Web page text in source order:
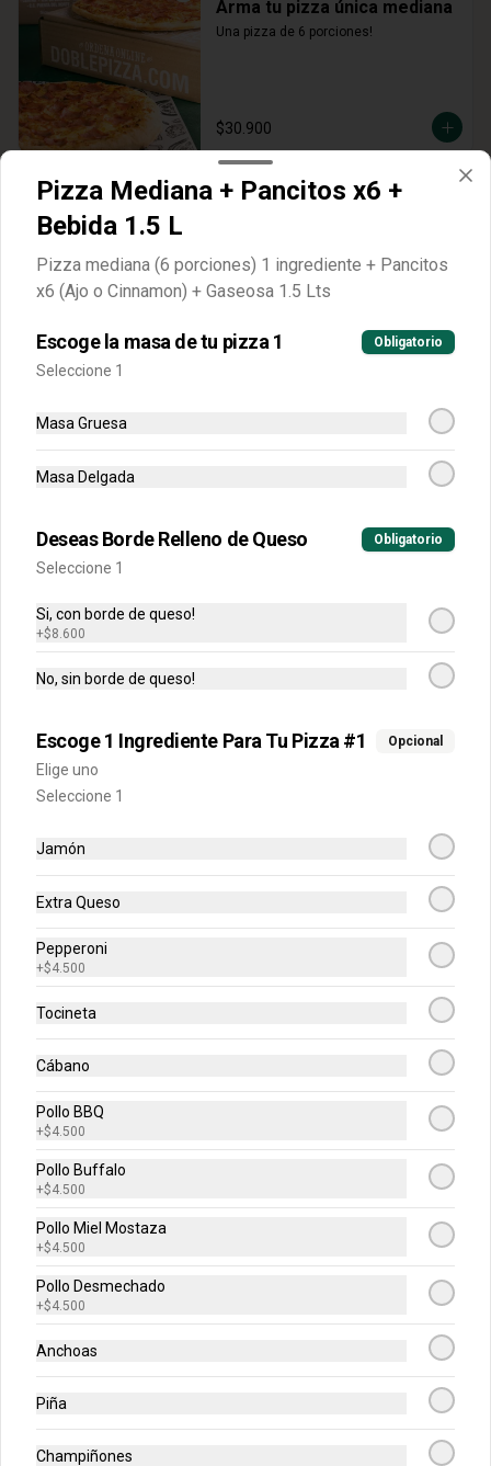
Arma tu pizza única mediana
Una pizza de 6 porciones!
$30.900
Arma tu pizza única grande
champiñón o hawaiano.
$5.500
Pancitos x6 de ajo o cinnamon
preparados con nuestra deliciosa masa
Postres
Rolls de Cinnamon
horneados de cinnamon.
Pizza Mediana + Pancitos x6 +
Bebida 1.5 L
Pizza mediana (6 porciones) 1 ingrediente + Pancitos
x6 (Ajo o Cinnamon) + Gaseosa 1.5 Lts
Escoge la masa de tu pizza 1 Obligatorio
Seleccione 1
Masa Gruesa
Masa Delgada
Deseas Borde Relleno de Queso Obligatorio
Seleccione 1
Si, con borde de queso!
+$8.600
No, sin borde de queso!
Escoge 1 Ingrediente Para Tu Pizza #1 Opcional
Elige uno
Seleccione 1
Jamón
Extra Queso
Pepperoni
+$4.500
Tocineta
Cábano
Pollo BBQ
+$4.500
Pollo Buffalo
+$4.500
Pollo Miel Mostaza
+$4.500
Pollo Desmechado
+$4.500
Anchoas
Piña
Champiñones